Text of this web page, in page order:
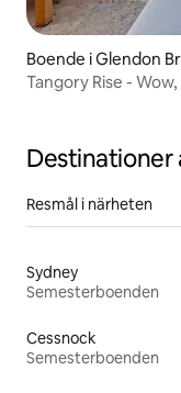
Boende i Glendon
Tangory Rise -
Resmål i närheten
Sydney
Semesterboenden
Cessnock
Semesterboenden